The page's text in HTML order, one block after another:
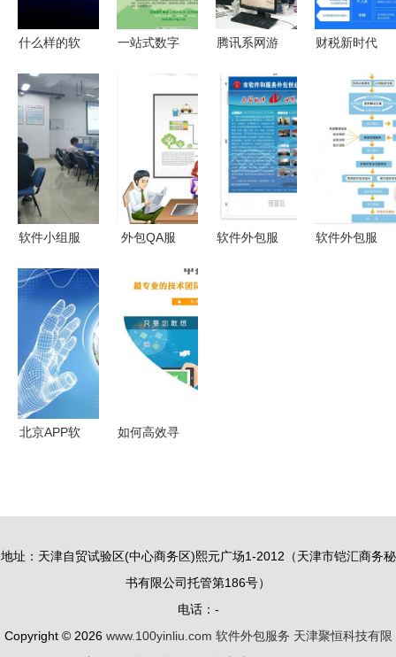
什么样的软
公司才能赢
得用户青
睐？
一站式数字
电商企业快
腾讯系网游
戏与企闻天
下达成战略
合作 软件
外包服务助
力数字化转
型
财税新时代
—— 代理
记账行业智
能应用新品
发布
软件小组服
汇报会总结
与展望
外包QA服
选择还是行
业伪命题？
——解析其
价值与意义
软件外包服
软件外包服
北京APP软
情
如何高效寻
务公司
地址：天津自贸试验区(中心商务区)熙元广场1-2012（天津市铠汇商务秘
书有限公司托管第186号）
电话：-
Copyright © 2026 www.100yinliu.com 软件外包服务 天津聚恒科技有限